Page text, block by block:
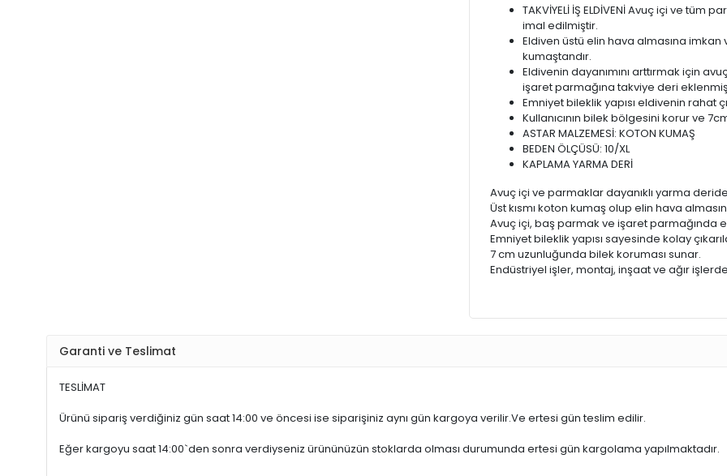
TAKVİYELİ İŞ ELDİVENİ Avuç içi ve tüm
imal edilmiştir.
Eldiven üstü elin hava almasına imkan
kumaştandır.
Eldivenin dayanımını arttırmak için
işaret parmağına takviye deri
Emniyet bileklik yapısı eldivenin rahat
Kullanıcının bilek bölgesini korur ve
ASTAR MALZEMESİ: KOTON KUMAŞ
BEDEN ÖLÇÜSÜ: 10/XL
KAPLAMA YARMA DERİ
Avuç içi ve parmaklar dayanıklı yarma
Üst kısmı koton kumaş olup elin hava
Avuç içi, baş parmak ve işaret parmağında
Emniyet bileklik yapısı sayesinde kolay
7 cm uzunluğunda bilek koruması sunar.
Endüstriyel işler, montaj, inşaat ve ağır
Garanti ve Teslimat
TESLİMAT
Ürünü sipariş verdiğiniz gün saat 14:00 ve öncesi ise siparişiniz aynı gün kargoya verilir.Ve ertesi gün teslim edilir.
Eğer kargoyu saat 14:00`den sonra verdiyseniz ürününüzün stoklarda olması durumunda ertesi gün kargolama yapılmaktadır.